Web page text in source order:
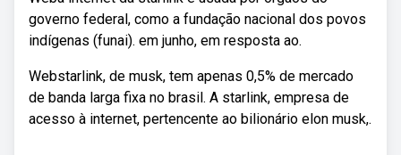
governo federal, como a fundação nacional dos povos
indígenas (funai). em junho, em resposta ao.
Webstarlink, de musk, tem apenas 0,5% de mercado
de banda larga fixa no brasil. A starlink, empresa de
acesso à internet, pertencente ao bilionário elon musk,.